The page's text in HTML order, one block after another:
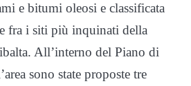
e bitumi oleosi e classificata
fra i siti più inquinati della
All’interno del Piano di
sono state proposte tre